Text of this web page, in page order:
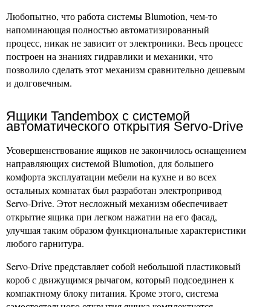
Любопытно, что работа системы Blumotion, чем-то
напоминающая полностью автоматизированный
процесс, никак не зависит от электроники. Весь процесс
построен на знаниях гидравлики и механики, что
позволило сделать этот механизм сравнительно дешевым
и долговечным.
Ящики Tandembox с системой
автоматического открытия Servo-Drive
Усовершенствование ящиков не закончилось оснащением
направляющих системой Blumotion, для большего
комфорта эксплуатации мебели на кухне и во всех
остальных комнатах был разработан электропривод
Servo-Drive. Этот несложный механизм обеспечивает
открытие ящика при легком нажатии на его фасад,
улучшая таким образом функциональные характеристики
любого гарнитура.
Servo-Drive представляет собой небольшой пластиковый
короб с движущимся рычагом, который подсоединен к
компактному блоку питания. Кроме этого, система